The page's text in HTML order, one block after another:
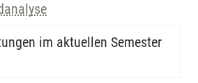
im aktuellen Semester